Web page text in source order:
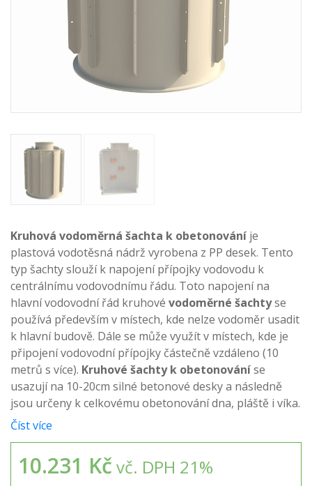
Kruhová vodoměrná šachta k obetonování je
plastová vodotěsná nádrž vyrobena z PP desek. Tento
typ šachtyslouží k napojení přípojky vodovodu k
centrálnímu vodovodnímu řádu. Toto napojení na
hlavní vodovodní řád kruhové vodoměrné šachtyse
používá především v místech, kde nelze vodoměr usadit
k hlavní budově. Dále se může využít v místech, kde je
připojení vodovodní přípojky částečně vzdáleno (10
metrů s více). Kruhové šachty k obetonováníse
usazují na 10-20cm silné betonové desky a následně
jsou určeny k celkovému obetonování dna, pláště i víka.
Číst více
10.231 Kč vč. DPH 21%